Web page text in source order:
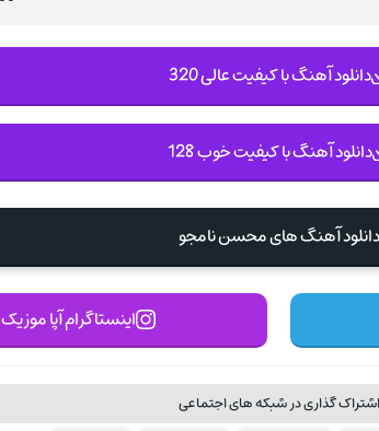
دانلود آهنگ با کیفیت عالی 320
دانلود آهنگ با کیفیت خوب 128
دانلود آهنگ های محسن نامجو
اینستاگرام آپا موزیک
اشتراک گذاری در شبکه های اجتماعی